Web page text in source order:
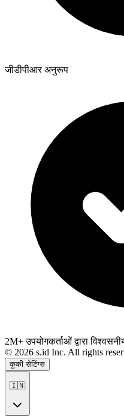
जीडीपीआर अनुरूप
2M+ उपयोगकर्ताओं द्वारा
© 2026 s.id Inc. All rights
कुकी सेटिंग्स
🇮🇳